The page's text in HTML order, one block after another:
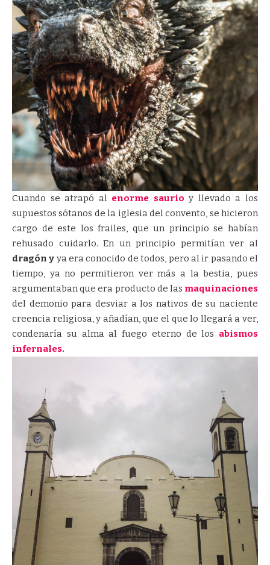
Cuando se atrapó al enorme saurio y llevado a los
supuestos sótanos de la iglesia del convento, se hicieron
cargo de este los frailes, que un principio se habían
rehusado cuidarlo. En un principio permitían ver al
dragón y ya era conocido de todos, pero al ir pasando el
tiempo, ya no permitieron ver más a la bestia, pues
argumentaban que era producto de las maquinaciones
del demonio para desviar a los nativos de su naciente
creencia religiosa, y añadían, que el que lo llegará a ver,
condenaría su alma al fuego eterno de los abismos
infernales.